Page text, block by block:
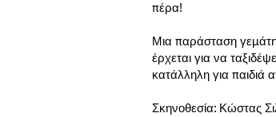
πέρα!
Μια παράσταση γεμάτη
έρχεται για να
κατάλληλη για παιδιά
Σκηνοθεσία: Κώστας